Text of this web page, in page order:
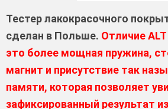
Тестер лакокрасочного
сделан в Польше. Отличие
это более мощная пружина,
магнит и присутствие так
памяти, которая позволяет
зафиксированный результат